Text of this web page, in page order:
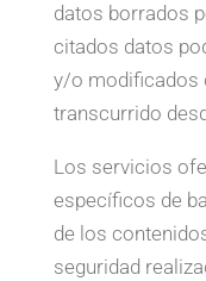
datos borrados
citados datos
y/o modificados
transcurrido
Los servicios
específicos de
de los
seguridad